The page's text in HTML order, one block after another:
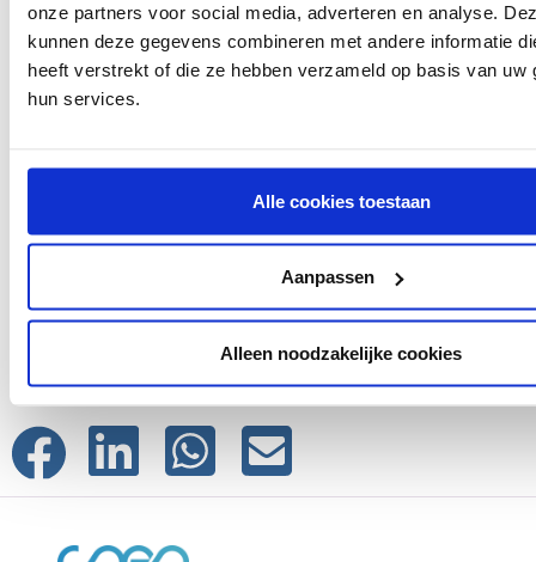
onze partners voor social media, adverteren en analyse.
kunnen deze gegevens combineren met andere informatie
heeft verstrekt of die ze hebben verzameld op basis van uw
hun services.
Alle cookies toestaan
Aanpassen
Alleen noodzakelijke cookies
15-09-2022